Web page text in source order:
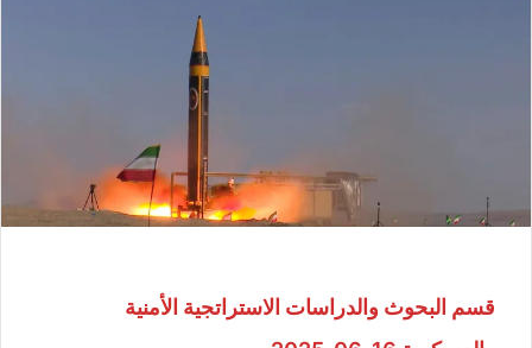
قسم البحوث والدراسات الاستراتجية الأمنية